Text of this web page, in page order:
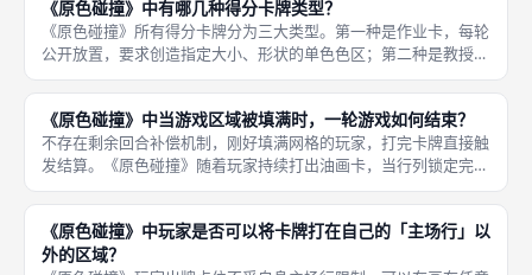
卡大多追
《原色碰撞》中有哪几种得分卡牌类型？
《原色碰撞》所有得分卡牌分为三大类型。第一种是作业卡，每轮
公开放置，要求创造指定大小、形状的单色色区；第二种是教授
卡，同为公开公共目标，计分条件偏向多种色彩组合搭配；第三种
是灵感卡，每名玩家单独持有，属于私密个人目标，其他人无法查
看。 三类
《原色碰撞》中当游戏区域被填满时，一轮游戏如何结束？
不存在剩余回合补偿机制，刚好填满网格的玩家，打完卡牌直接触
发结算。《原色碰撞》随着玩家持续打出油画卡，当行列锁定完
成，画布形成完整4乘4（双人）或者5乘5（四人）网格，本轮对
局立刻结束，不再执行剩余玩家回合，直接开启本轮计分。 玩家
可以刻意
《原色碰撞》中玩家是否可以将卡牌打在自己的「主场行」以
外的区域？